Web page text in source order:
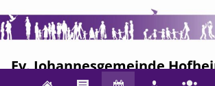
Ev. Johannesgemeinde